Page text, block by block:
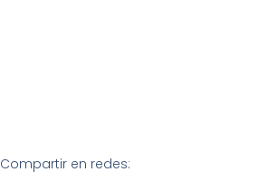
Compartir en redes: